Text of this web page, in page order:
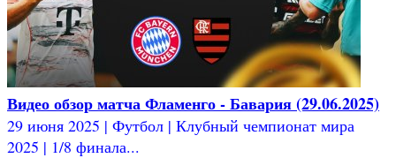
Видео обзор матча Фламенго - Бавария (29.06.2025)
29 июня 2025 | Футбол | Клубный чемпионат мира
2025 | 1/8 финала...